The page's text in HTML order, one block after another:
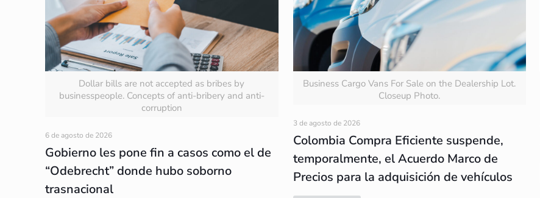
Dollar bills are not accepted as bribes by
businesspeople. Concepts of anti-bribery and anti-
corruption
6 de agosto de 2026
Gobierno les pone fin a casos como el de
“Odebrecht” donde hubo soborno
trasnacional
Business Cargo Vans For Sale on the Dealership Lot.
Closeup Photo.
3 de agosto de 2026
Colombia Compra Eficiente suspende,
temporalmente, el Acuerdo Marco de
Precios para la adquisición de vehículos